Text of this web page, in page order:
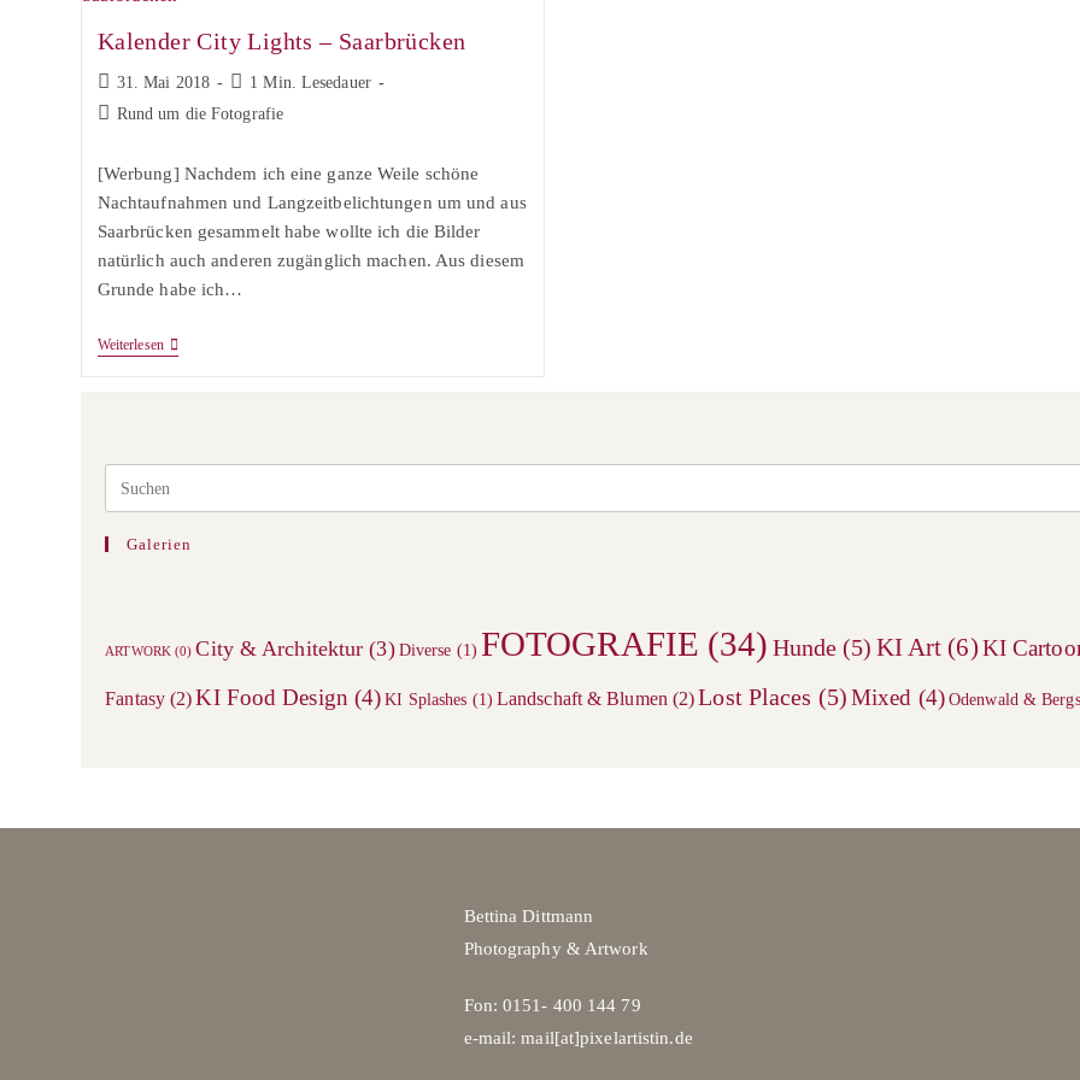
Kalender City Lights – Saarbrücken
Beitrag
veröffentlicht:
31. Mai 2018 Lesedauer:
1 Min. Lesedauer
Beitrags-
Rund um die Fotografie
[Werbung] Nachdem ich eine ganze Weile schöne
Nachtaufnahmen und Langzeitbelichtungen um und aus
Saarbrücken gesammelt habe wollte ich die Bilder
natürlich auch anderen zugänglich machen. Aus diesem
Grunde habe ich…
WeiterlesenKalender
Galerien
ARTWORK (0) City & Architektur (3) Diverse (1) FOTOGRAFIE (34) Hunde (5) KI Art (6)KI
Fantasy(2)KI Food Design (4) KI Splashes (1) Landschaft & Blumen(2)Lost Places (5)Mixed (4)Odenwald &
Bettina Dittmann
Photography & Artwork
Fon: 0151- 400 144 79
e-mail: mail[at]pixelartistin.de